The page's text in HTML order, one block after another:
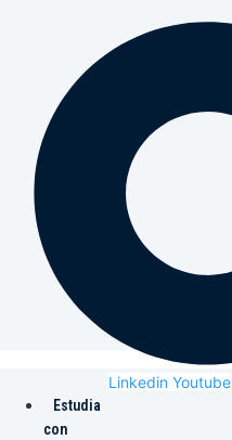
Linkedin Youtube
Estudia
con